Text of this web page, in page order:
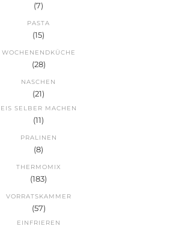
(7)
PASTA
(15)
WOCHENENDKÜCHE
(28)
NASCHEN
(21)
EIS SELBER MACHEN
(11)
PRALINEN
(8)
THERMOMIX
(183)
VORRATSKAMMER
(57)
EINFRIEREN